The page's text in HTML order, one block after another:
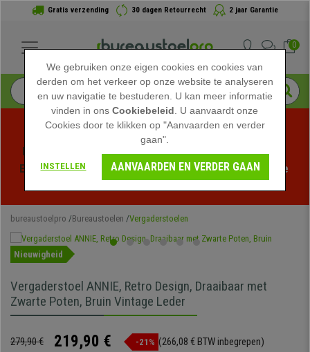
Gratis verzending 30 dagen Retourrecht 2 jaar Garantie
0
Profiteer van de Zomeruitverkoop bij bureaustoelpro!
Exclusieve kortingen voor een beperkte tijd - Bekijk de
bureaustoelpro Bureaustoelen Vergaderstoelen
Nieuwigheid
Vergaderstoel ANNIE, Retro Design, Draaibaar met
Zwarte Poten, Bruin Vintage Leder
279,90 € 219,90 € -21% (266,08 € BTW inbegrepen)
We gebruiken onze eigen cookies en cookies van
derden om het verkeer op onze website te analyseren
en uw navigatie te bestuderen. U kan meer informatie
vinden in onsCookiebeleid . U aanvaardt onze
Cookies door te klikken op "Aanvaarden en verder
gaan".
INSTELLEN AANVAARDEN EN VERDER GAAN